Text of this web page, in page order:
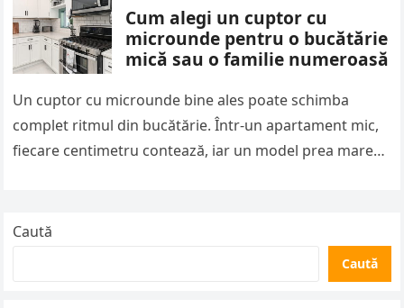
Cum alegi un cuptor cu
microunde pentru o bucătărie
mică sau o familie numeroasă
Un cuptor cu microunde bine ales poate schimba
complet ritmul din bucătărie. Într-un apartament mic,
fiecare centimetru contează, iar un model prea mare
Caută
Caută